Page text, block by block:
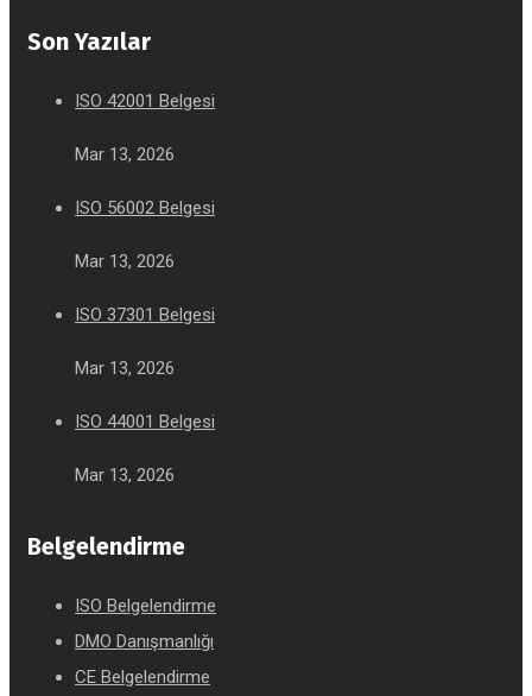
Son Yazılar
ISO 42001 Belgesi
Mar 13, 2026
ISO 56002 Belgesi
Mar 13, 2026
ISO 37301 Belgesi
Mar 13, 2026
ISO 44001 Belgesi
Mar 13, 2026
Belgelendirme
ISO Belgelendirme
DMO Danışmanlığı
CE Belgelendirme